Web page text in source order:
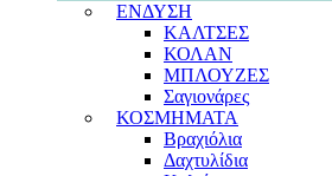
ΕΝΔΥΣΗ
ΚΑΛΤΣΕΣ
ΚΟΛΑΝ
ΜΠΛΟΥΖΕΣ
Σαγιονάρες
ΚΟΣΜΗΜΑΤΑ
Βραχιόλια
Δαχτυλίδια